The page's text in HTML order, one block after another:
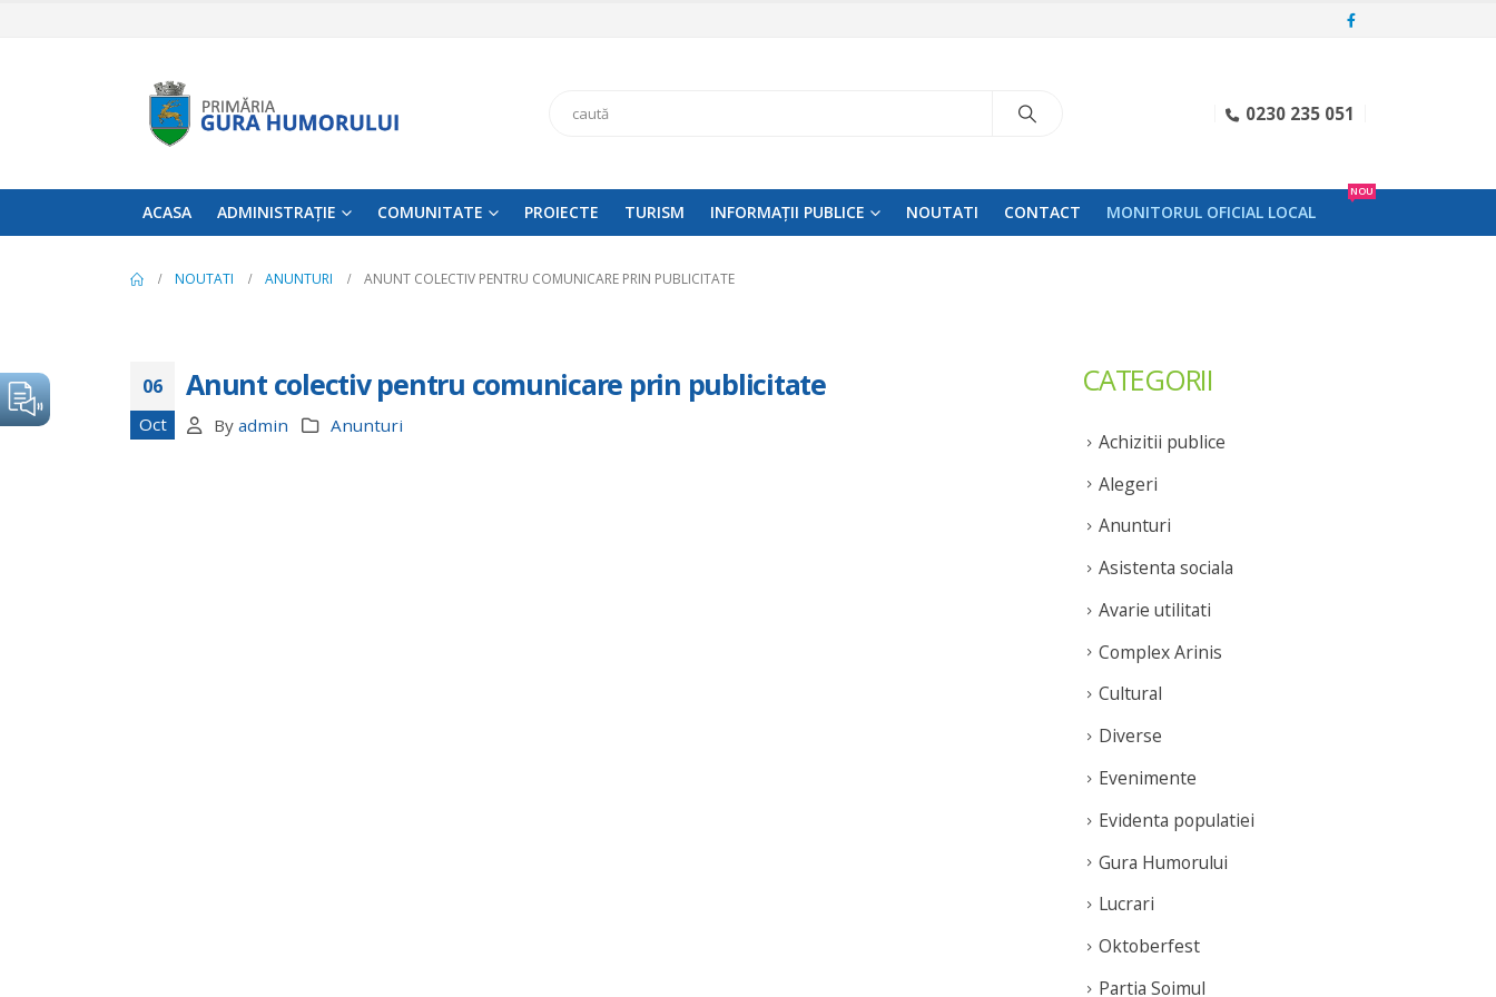
Search 0230 235 051
ACASA ADMINISTRAȚIE COMUNITATE PROIECTE TURISM INFORMAȚII PUBLICE NOUTATI CONTACT MONITORUL OFICIAL LOCAL
NOU
NOUTATI ANUNTURI ANUNT COLECTIV PENTRU COMUNICARE PRIN PUBLICITATE
06
Oct
Anunt colectiv pentru comunicare prin publicitate
By admin Anunturi
CATEGORII
Achizitii publice
Alegeri
Anunturi
Asistenta sociala
Avarie utilitati
Complex Arinis
Cultural
Diverse
Evenimente
Evidenta populatiei
Gura Humorului
Lucrari
Oktoberfest
Partia Soimul